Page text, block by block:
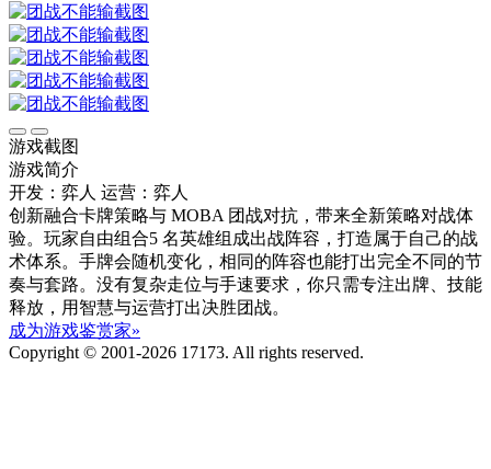
游戏截图
游戏简介
开发：弈人 运营：弈人
创新融合卡牌策略与 MOBA 团战对抗，带来全新策略对战体
验。玩家自由组合5 名英雄组成出战阵容，打造属于自己的战
术体系。手牌会随机变化，相同的阵容也能打出完全不同的节
奏与套路。没有复杂走位与手速要求，你只需专注出牌、技能
释放，用智慧与运营打出决胜团战。
成为游戏鉴赏家»
Copyright © 2001-2026 17173. All rights reserved.